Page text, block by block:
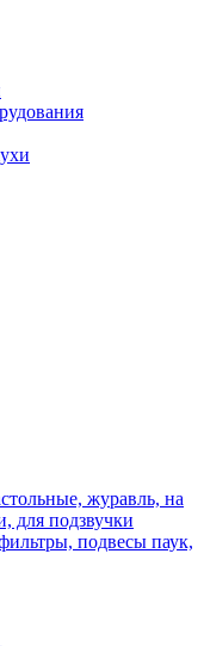
журавль, на
для подзвучки
подвесы паук,